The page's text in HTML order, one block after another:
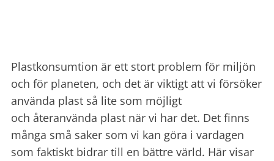
Plastkonsumtion är ett stort problem för miljön
och för planeten, och det är viktigt att vi försöker
använda plast så lite som möjligt
och återanvända plast när vi har det. Det finns
många små saker som vi kan göra i vardagen
som faktiskt bidrar till en bättre värld. Här visar